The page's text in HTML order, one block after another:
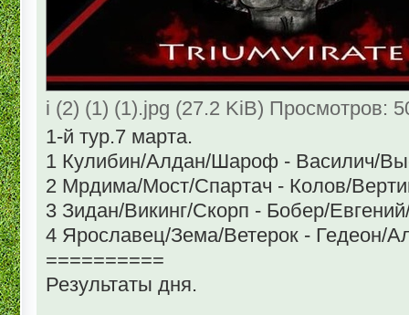
i (2) (1) (1).jpg (27.2 KiB) Просмотров:
1-й тур.7 марта.
1 Кулибин/Алдан/Шароф - Василич/
2 Мрдима/Мост/Спартач - Колов/
3 Зидан/Викинг/Скорп - Бобер/
4 Ярославец/Зема/Ветерок - Гедеон/
==========
Результаты дня.